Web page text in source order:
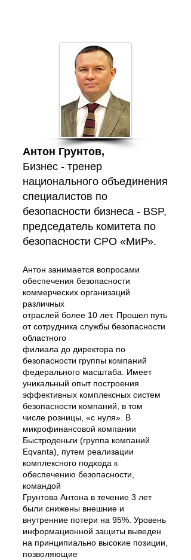
Антон Грунтов,
Бизнес - тренер
национального объединения
специалистов по
безопасности бизнеса - BSP,
председатель комитета по
безопасности СРО «МиР».
Антон занимается вопросами
обеспечения безопасности
коммерческих организаций
различных
отраслей более 10 лет. Прошел путь
от сотрудника службы безопасности
областного
филиала до директора по
безопасности группы компаний
федерального масштаба. Имеет
уникальный опыт построения
эффективных комплексных систем
безопасности компаний, в том
числе розницы, «с нуля». В
микрофинансовой компании
Быстроденьги (группа компаний
Eqvanta), путем реализации
комплексного подхода к
обеспечению безопасности,
командой
Грунтова Антона в течение 3 лет
были снижены внешние и
внутренние потери на 95%. Уровень
информационной защиты выведен
на принципиально высокие позиции,
позволяющие